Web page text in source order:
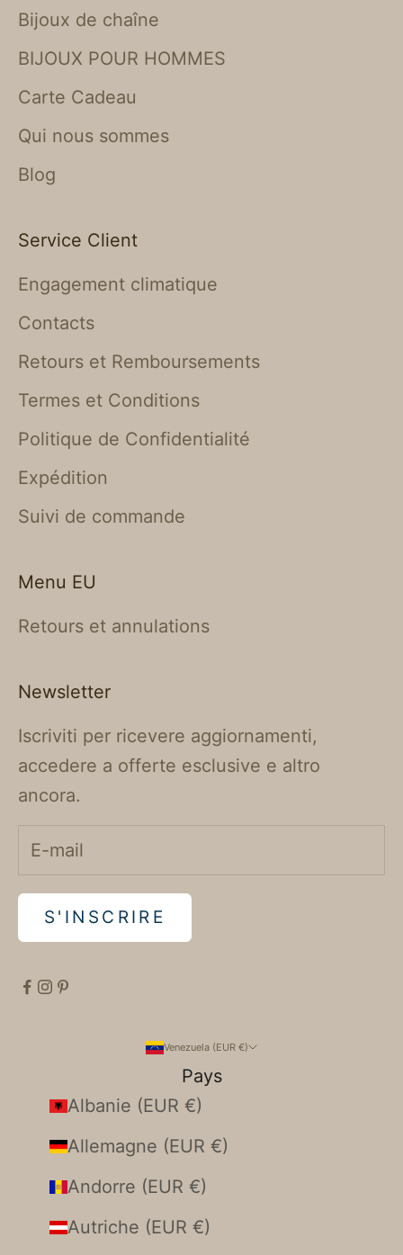
Bijoux de chaîne
BIJOUX POUR HOMMES
Carte Cadeau
Qui nous sommes
Blog
Service Client
Engagement climatique
Contacts
Retours et Remboursements
Termes et Conditions
Politique de Confidentialité
Expédition
Suivi de commande
Menu EU
Retours et annulations
Newsletter
Iscriviti per ricevere aggiornamenti,
accedere a offerte esclusive e altro
ancora.
S'INSCRIRE
Venezuela (EUR €)
Pays
Albanie (EUR €)
Allemagne (EUR €)
Andorre (EUR €)
Autriche (EUR €)